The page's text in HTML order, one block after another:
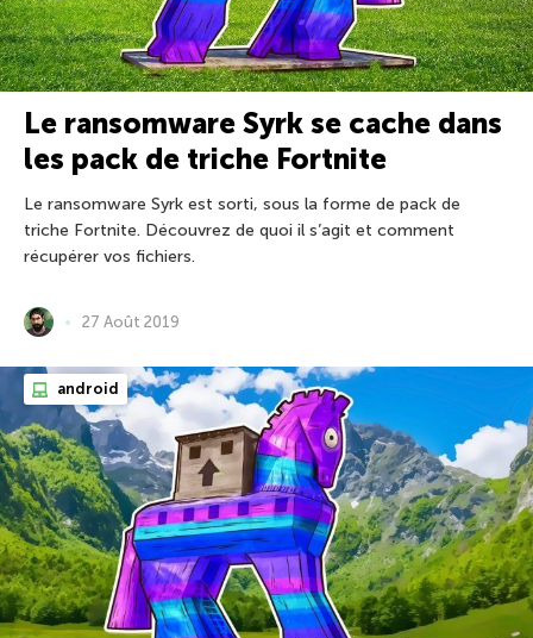
Le ransomware Syrk se cache dans
les pack de triche Fortnite
Le ransomware Syrk est sorti, sous la forme de pack de
triche Fortnite. Découvrez de quoi il s’agit et comment
récupérer vos fichiers.
27 Août 2019
android